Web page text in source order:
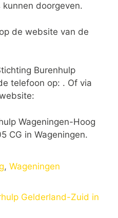
doorgeven.
de website van de
Burenhulp
telefoon op: . Of via
Wageningen-Hoog
CG in Wageningen.
,Wageningen
Gelderland-Zuid in